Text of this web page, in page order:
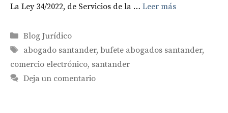
La Ley 34/2022, de Servicios de la … Leer más
Categorías
Blog Jurídico
Etiquetas
abogado santander, bufete abogados santander,
comercio electrónico, santander
Deja un comentario